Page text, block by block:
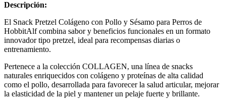
Descripción:
El Snack Pretzel Colágeno con Pollo y Sésamo para Perros de
HobbitAlf combina sabor y beneficios funcionales en un formato
innovador tipo pretzel, ideal para recompensas diarias o
entrenamiento.
Pertenece a la colección COLLAGEN, una línea de snacks
naturales enriquecidos con colágeno y proteínas de alta calidad
como el pollo, desarrollada para favorecer la salud articular, mejorar
la elasticidad de la piel y mantener un pelaje fuerte y brillante.